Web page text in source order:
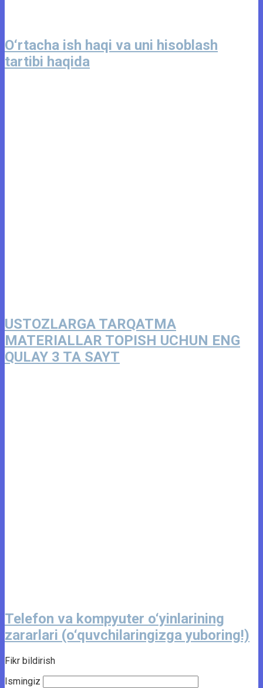
O‘rtacha ish haqi va uni hisoblash
tartibi haqida
USTOZLARGA TARQATMA
MATERIALLAR TOPISH UCHUN ENG
QULAY 3 TA SAYT
Telefon va kompyuter o‘yinlarining
zararlari (o‘quvchilaringizga yuboring!)
Fikr bildirish
Ismingiz